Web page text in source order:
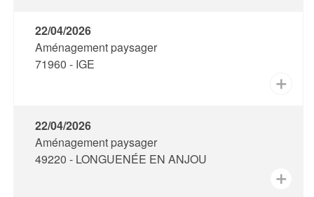
22/04/2026
Aménagement paysager
71960 - IGE
✕
22/04/2026
Aménagement paysager
49220 - LONGUENÉE EN ANJOU
✕